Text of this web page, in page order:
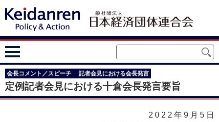
会長コメント／スピーチ 記者会見における会長発言
定例記者会見における十倉会長発言要旨
2022年9月5 日